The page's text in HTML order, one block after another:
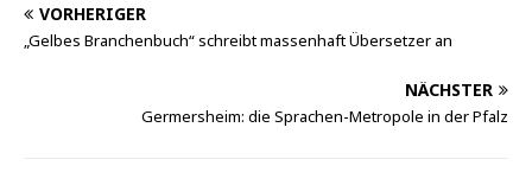
VORHERIGER
„Gelbes Branchenbuch“ schreibt massenhaft Übersetzer an
NÄCHSTER
Germersheim: die Sprachen-Metropole in der Pfalz